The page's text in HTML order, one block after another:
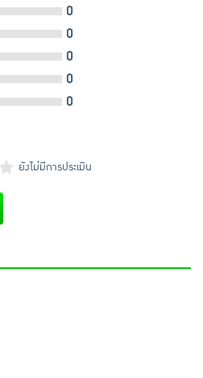
0
0
0
0
0
ยังไม่มีการประเมิน